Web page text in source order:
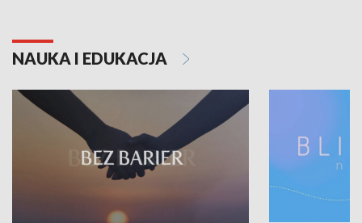
NAUKA I EDUKACJA